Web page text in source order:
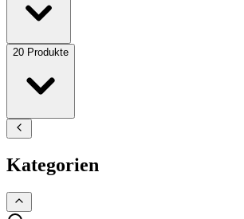
20 Produkte
Kategorien